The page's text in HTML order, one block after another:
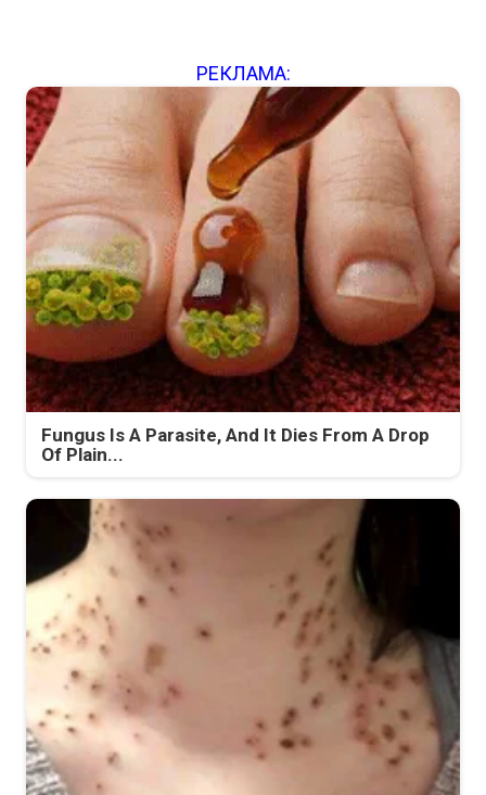
РЕКЛАМА:
Fungus Is A Parasite, And It Dies From A Drop
Of Plain...